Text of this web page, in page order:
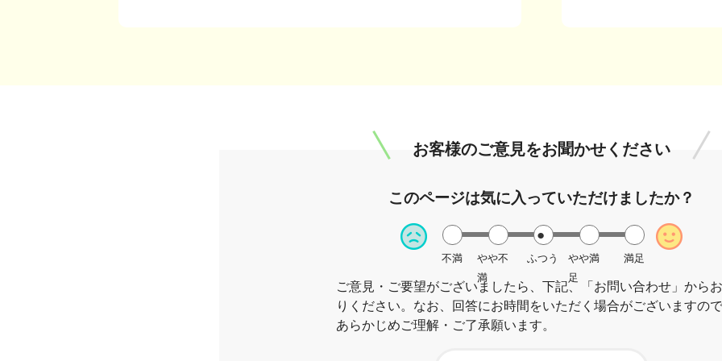
お客様のご意見をお聞かせください
このページは気に入っていただけましたか？
不満
やや不
満
ふつう
やや満
足
満足
ご意見・ご要望がございましたら、下記、「お問い合わせ」から
りください。なお、回答にお時間をいただく場合がございますので
あらかじめご理解・ご了承願います。